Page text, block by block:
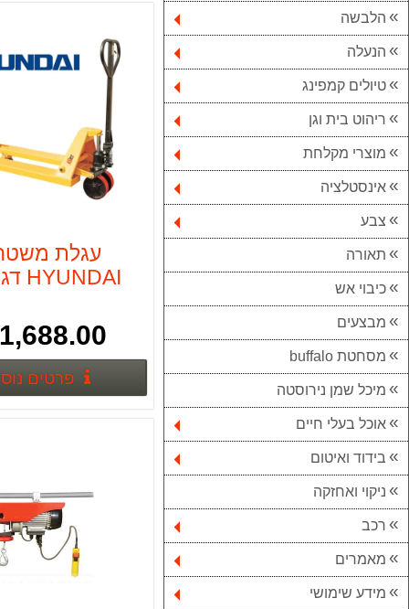
הלבשה
הנעלה
טיולים קמפינג
ריהוט בית וגן
מוצרי מקלחת
אינסטלציה
צבע
תאורה
כיבוי אש
מבצעים
מסחטת buffalo
מיכל שמן נירוסטה
אוכל בעלי חיים
בידוד ואיטום
ניקוי ואחזקה
רכב
מאמרים
מידע שימושי
מכונת שטיפה 150 באר דגם BXPW2200PE
899.00 ₪
עגלת
₪
פרטים